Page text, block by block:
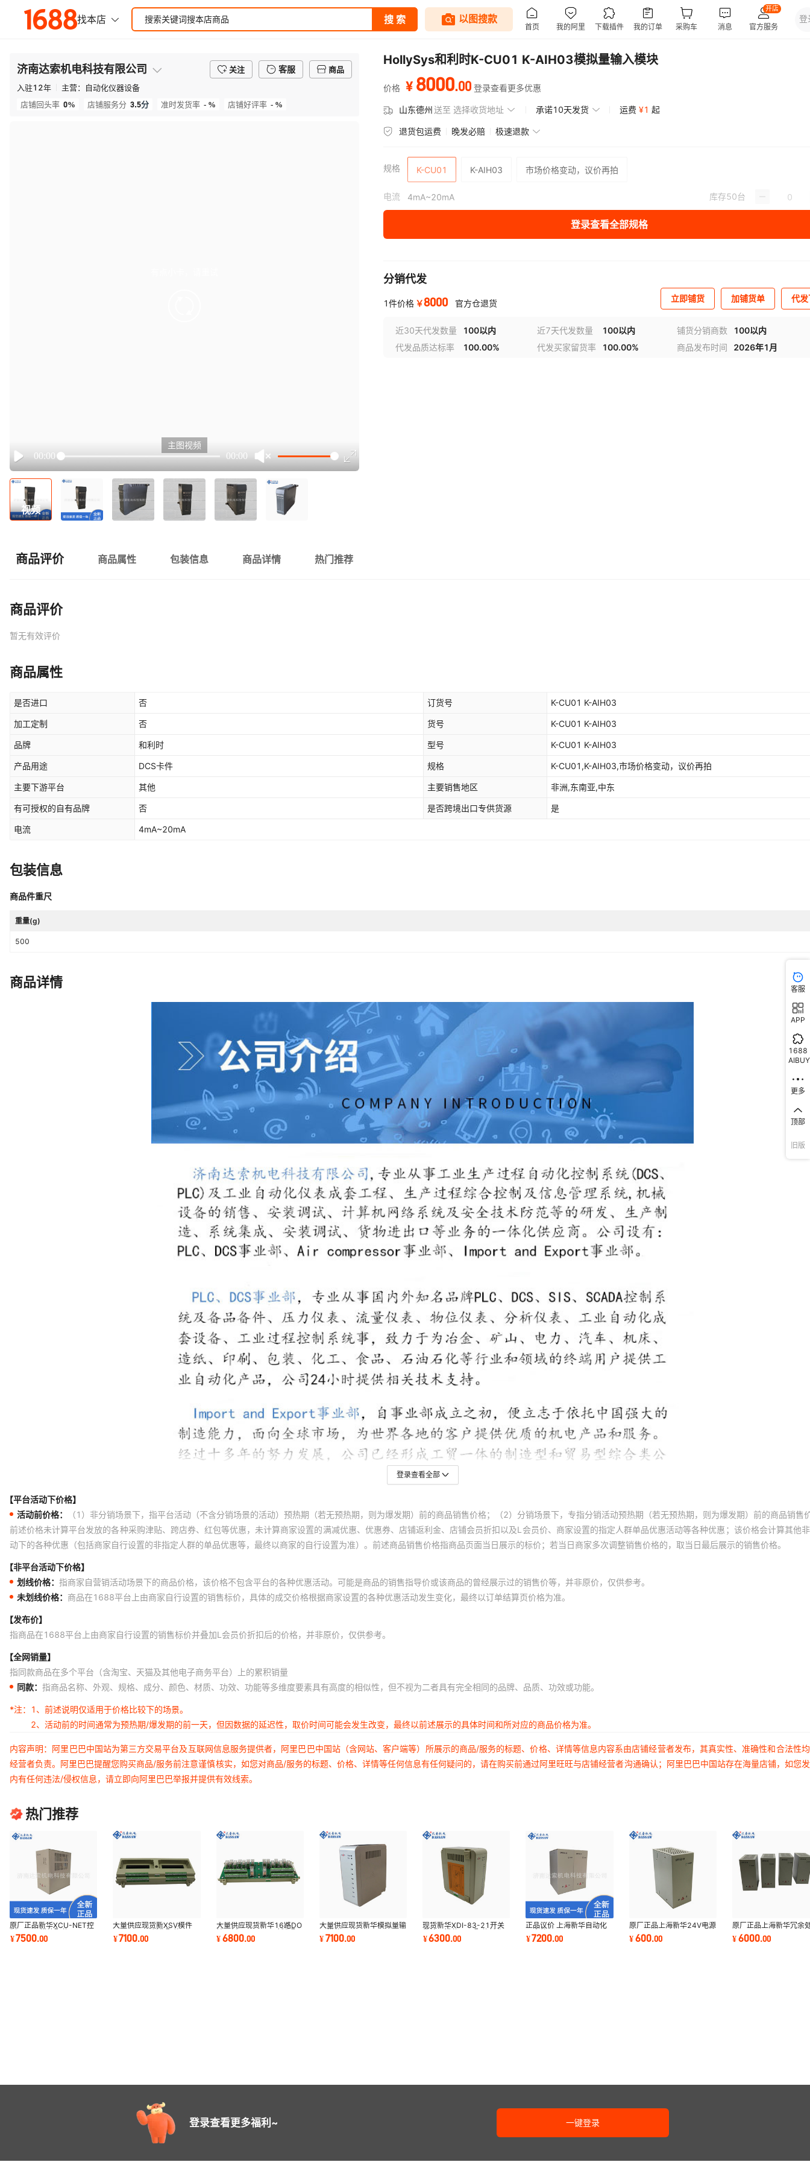
济南达索机电科技有限公司 关注 客服
商品
入驻12年 主营：
自动化仪器设备
店铺回头率 0% 店铺服务分 3.5分 准时发货率 - % 店铺好评率 - %
Play
00:00 00:00
主图视频
视频
HollySys和利时K-CU01 K-AIH03模拟量输入模块
价格 ¥ 8000.00 登录查看更多优惠
山东德州送至 选择收货地址 承诺10天发货 运费 ¥1 起
退货包运费 晚发必赔 极速退款
规格 K-CU01 K-AIH03 市场价格变动，议价再拍
电流 4mA~20mA 库存50台
登录查看全部规格
分销代发
1件价格 ￥8000 官方仓退货 立即铺货 加铺货单 代
近30天代发数量 100以内 近7天代发数量 100以内 铺货分销商数
100以内
代发品质达标率
100.00% 代发买家留货率 100.00% 商品发布时间 2026年1月
商品评价 商品属性 包装信息 商品详情 热门推荐
商品评价
暂无有效评价
商品属性
是否进口 否 订货号 K-CU01 K-AIH03
加工定制 否 货号 K-CU01 K-AIH03
品牌 和利时 型号 K-CU01 K-AIH03
产品用途 DCS卡件 规格 K-CU01,K-AIH03,市场价格变动，议价再拍
主要下游平台 其他 主要销售地区 非洲,东南亚,中东
有可授权的自有品牌 否 是否跨境出口专供货源 是
电流 4mA~20mA
包装信息
商品件重尺
重量(g)
500
商品详情
登录查看全部
【平台活动下价格】
活动前价格：
（1）非分销场景下，指平台活动（不含分销场景的活动）预热期（若无预热期，则为爆发期）前的商品销售价格；（2）分销场景下，专指分销活动预热期（若无预热期，则为爆发期）前的商品销售
前述价格未计算平台发放的各种采购津贴、跨店券、红包等优惠，未计算商家设置的满减优惠、优惠券、店铺返利金、店铺会员折扣以及L会员价、商家设置的指定人群单品优惠活动等各种优惠；该价格会计算其他
动下的各种优惠（包括商家自行设置的非指定人群的单品优惠等，最终以商家的自行设置为准）。前述商品销售价格指商品页面当日展示的标价；若当日商家多次调整销售价格的，取当日最后展示的销售价格。
【非平台活动下价格】
划线价格： 指商家自营销活动场景下的商品价格，该价格不包含平台的各种优惠活动。可能是商品的销售指导价或该商品的曾经展示过的销售价等，并非原价，仅供参考。
未划线价格： 商品在1688平台上由商家自行设置的销售标价，具体的成交价格根据商家设置的各种优惠活动发生变化，最终以订单结算页价格为准。
【发布价】
指商品在1688平台上由商家自行设置的销售标价并叠加L会员价折扣后的价格，并非原价，仅供参考。
【全网销量】
指同款商品在多个平台（含淘宝、天猫及其他电子商务平台）上的累积销量
同款： 指商品名称、外观、规格、成分、颜色、材质、功效、功能等多维度要素具有高度的相似性，但不视为二者具有完全相同的品牌、品质、功效或功能。
*注：
1、前述说明仅适用于价格比较下的场景。
2、活动前的时间通常为预热期/爆发期的前一天，但因数据的延迟性，取价时间可能会发生改变，最终以前述展示的具体时间和所对应的商品价格为准。
内容声明：阿里巴巴中国站为第三方交易平台及互联网信息服务提供者，阿里巴巴中国站（含网站、客户端等）所展示的商品/服务的标题、价格、详情等信息内容系由店铺经营者发布，其真实性、准确性和合法性
经营者负责。阿里巴巴提醒您购买商品/服务前注意谨慎核实，如您对商品/服务的标题、价格、详情等任何信息有任何疑问的，请在购买前通过阿里旺旺与店铺经营者沟通确认；阿里巴巴中国站存在海量店铺，如您
内有任何违法/侵权信息，请立即向阿里巴巴举报并提供有效线索。
热门推荐
原厂正品新华XCU-NET控
制器DCS模块配件XCU-
NET
¥7500.00
大量供应现货新XSV模件
X2336121新华配件XSV-
813-21
¥7100.00
大量供应现货新华16路DO
端子板X2336136新华配
件XDO-TB
¥6800.00
大量供应现货新华模拟量输
入模件DCS XAI-81-24
¥7100.00
现货新华XDI-83-21开关
量输入模件DCS配件新华
XDI-83-21
¥6300.00
正品议价 上海新华自动化
冗余处理器X2336011E
¥7200.00
原厂正品上海新华24V电源
X9242027
¥600.00
原厂正品上海新华冗余
器X2336011
¥6000.00
登录查看更多福利~ 一键登录
客服
APP
1688
AIBUY
更多
顶部
旧版